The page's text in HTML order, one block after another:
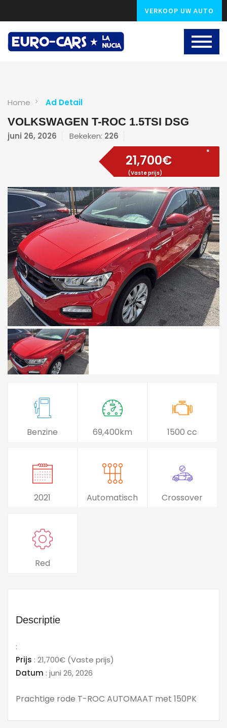
VERKOOP UW AUTO
Home Ad Detail
VOLKSWAGEN T-ROC 1.5TSI DSG
juni 26, 2026 Bekeken: 226
21,700€
(Vaste prijs)
Benzine 69,400km 1500 cc
2021 Automatisch Crossover
Red
Descriptie
:
Prijs : 21,700€ (Vaste prijs)
Datum : juni 26, 2026
Prachtige rode T-ROC AUTOMAAT met 150PK